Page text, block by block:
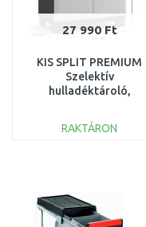
27 990 Ft
KIS SPLIT PREMIUM
Szelektív
hulladéktároló,
68 x 39 x 92 cm 240623
RAKTÁRON